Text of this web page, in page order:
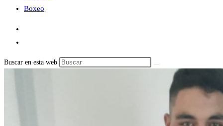
Boxeo
Buscar en esta web